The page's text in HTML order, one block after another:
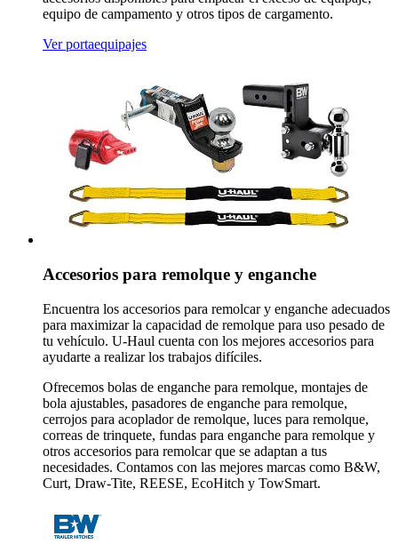
equipo de campamento y otros tipos de cargamento.
Ver portaequipajes
Accesorios para remolque y enganche
Encuentra los accesorios para remolcar y enganche adecuados
para maximizar la capacidad de remolque para uso pesado de
tu vehículo. U-Haul cuenta con los mejores accesorios para
ayudarte a realizar los trabajos difíciles.
Ofrecemos bolas de enganche para remolque, montajes de
bola ajustables, pasadores de enganche para remolque,
cerrojos para acoplador de remolque, luces para remolque,
correas de trinquete, fundas para enganche para remolque y
otros accesorios para remolcar que se adaptan a tus
necesidades. Contamos con las mejores marcas como B&W,
Curt, Draw-Tite, REESE, EcoHitch y TowSmart.